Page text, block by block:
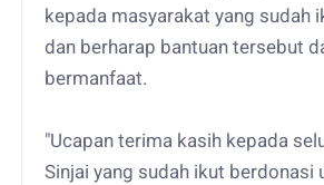
kepada masyarakat yang sudah
dan berharap bantuan tersebut
bermanfaat.
"Ucapan terima kasih kepada
Sinjai yang sudah ikut berdonasi